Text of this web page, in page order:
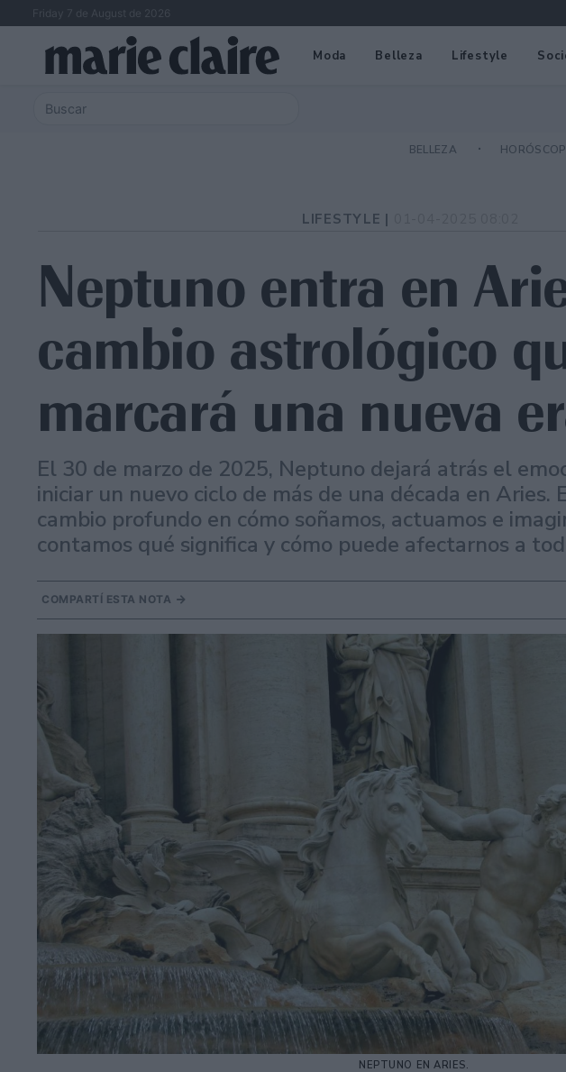
Friday 7 de August de 2026
Moda Belleza Lifestyle
BELLEZA
LIFESTYLE |
Neptuno entra en
cambio astrológico
marcará una nueva
El 30 de marzo de 2025, Neptuno dejará atrás el
iniciar un nuevo ciclo de más de una década en Aries.
cambio profundo en cómo soñamos, actuamos e
contamos qué significa y cómo puede afectarnos a
COMPARTÍ ESTA NOTA
NEPTUNO EN ARIES.